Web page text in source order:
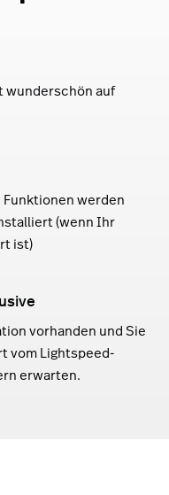
wunderschön auf
werden
(wenn Ihr
ist)
vorhanden und Sie
vom Lightspeed-
erwarten.